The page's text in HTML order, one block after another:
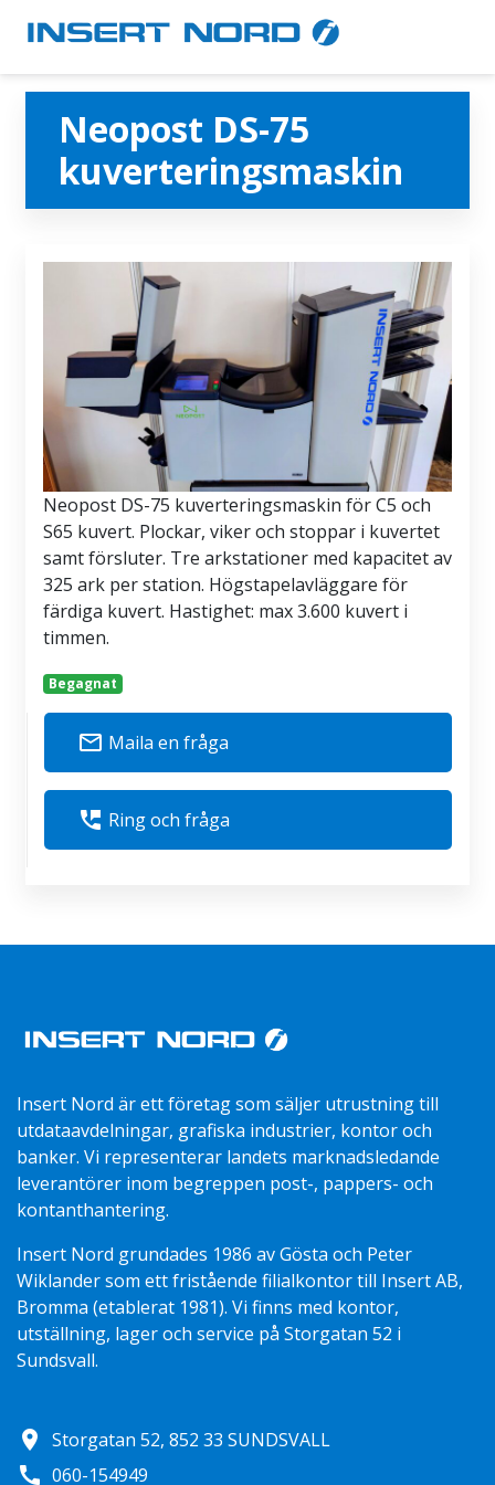
Neopost DS-75
kuverteringsmaskin
Neopost DS-75 kuverteringsmaskin för C5 och
S65 kuvert. Plockar, viker och stoppar i kuvertet
samt försluter. Tre arkstationer med kapacitet av
325 ark per station. Högstapelavläggare för
färdiga kuvert. Hastighet: max 3.600 kuvert i
timmen.
Begagnat
mail_outline Maila en fråga
perm_phone_msg Ring och fråga
Insert Nord är ett företag som säljer utrustning till
utdataavdelningar, grafiska industrier, kontor och
banker. Vi representerar landets marknadsledande
leverantörer inom begreppen post-, pappers- och
kontanthantering.
Insert Nord grundades 1986 av Gösta och Peter
Wiklander som ett fristående filialkontor till Insert AB,
Bromma (etablerat 1981). Vi finns med kontor,
utställning, lager och service på Storgatan 52 i
Sundsvall.
location_on Storgatan 52, 852 33 SUNDSVALL
call 060-154949